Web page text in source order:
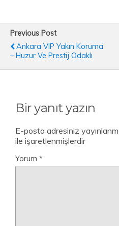
Previous Post
Ankara VIP Yakın Koruma
– Huzur Ve Prestij Odaklı
Bir yanıt yazın
E-posta adresiniz
ile işaretlenmişlerdir
Yorum *